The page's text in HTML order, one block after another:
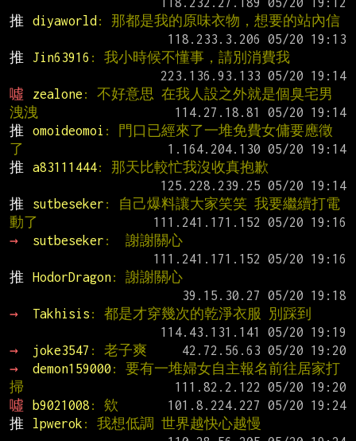
推
diyaworld : 那都是我的原味衣物，想要的站內信
推
Jin63916 : 我小時候不懂事，請別消費我
噓
zealone : 不好意思 在我人設之外就是個臭宅男
洩洩
推
omoideomoi : 門口已經來了一堆免費女傭要應徵
了
推
a83111444: 那天比較忙我沒收真抱歉
推
sutbeseker : 自己爆料讓大家笑笑 我要繼續打電
動了
→
sutbeseker :  謝謝關心
推
HodorDragon: 謝謝關心
→
Takhisis : 都是才穿幾次的乾淨衣服 別踩到
→
joke3547 : 老子爽
→
demon159000 : 要有一堆婦女自主報名前往居家打
掃
噓
b9021008 : 欸
推
lpwerok : 我想低調 世界越快心越慢